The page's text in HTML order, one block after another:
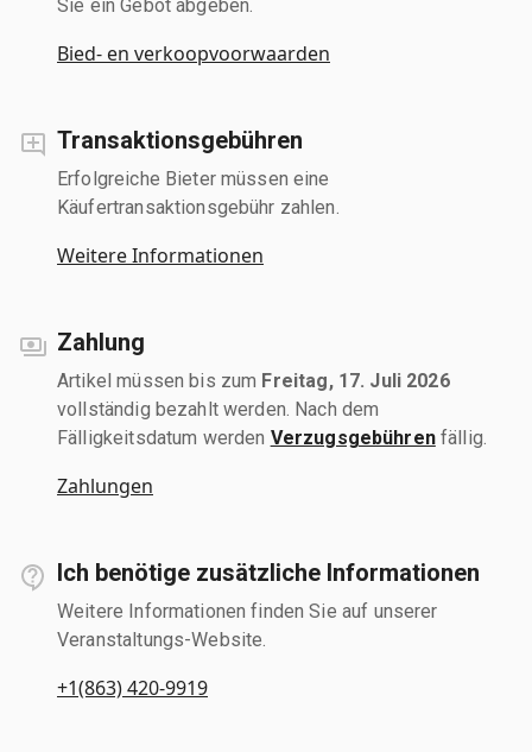
Sie ein Gebot abgeben.
Bied- en verkoopvoorwaarden
Transaktionsgebühren
Erfolgreiche Bieter müssen eine
Käufertransaktionsgebühr zahlen.
Weitere Informationen
Zahlung
Artikel müssen bis zum Freitag, 17. Juli 2026
vollständig bezahlt werden. Nach dem
Fälligkeitsdatum werden Verzugsgebührenfällig.
Zahlungen
Ich benötige zusätzliche Informationen
Weitere Informationen finden Sie auf unserer
Veranstaltungs-Website.
+1(863) 420-9919